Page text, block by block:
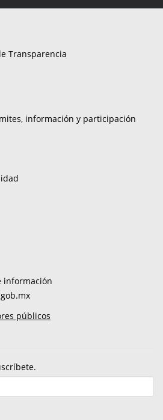
Transparencia
información y participación
información
públicos